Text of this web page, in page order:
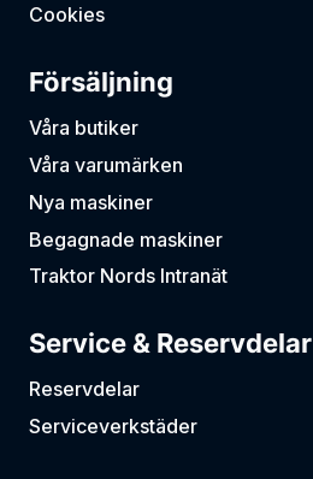
Cookies
Försäljning
Våra butiker
Våra varumärken
Nya maskiner
Begagnade maskiner
Traktor Nords Intranät
Service & Reservdelar
Reservdelar
Serviceverkstäder